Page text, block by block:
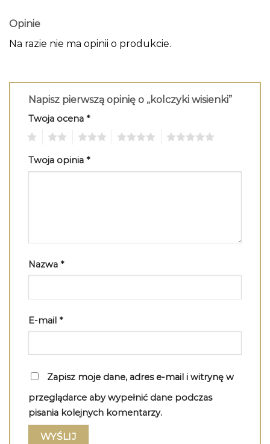
Opinie
Na razie nie ma opinii o produkcie.
Napisz pierwszą opinię o „kolczyki wisienki”
Twoja ocena *
Twoja opinia *
Nazwa *
E-mail *
Zapisz moje dane, adres e-mail i witrynę w
przeglądarce aby wypełnić dane podczas
pisania kolejnych komentarzy.